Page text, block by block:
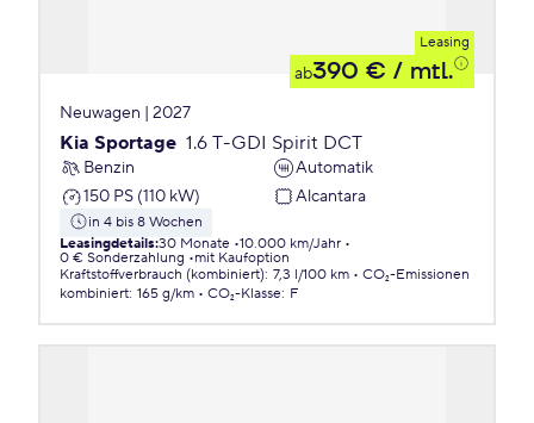
Leasing
ab390 € / mtl.
Neuwagen | 2027
Kia Sportage 1.6 T-GDI Spirit DCT
Benzin
Automatik
150 PS (110 kW)
Alcantara
in 4 bis 8 Wochen
Leasingdetails:30 Monate 10.000 km/Jahr
0 € Sonderzahlung
mit Kaufoption
Kraftstoffverbrauch (kombiniert): 7,3 l/100 km
CO₂-Emissionen
kombiniert: 165 g/km CO₂-Klasse: F